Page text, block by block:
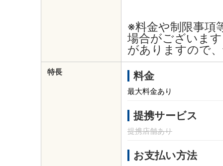
※料金や制限事項
場合がございま
がありますので
特長 料金
最大料金あり
提携サービス
提携店舗あり
お支払い方法